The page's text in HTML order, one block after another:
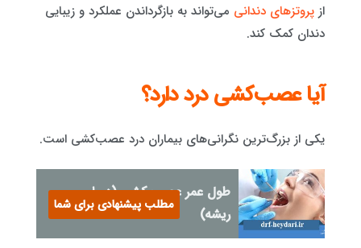
از پروتزهای دندانی می‌تواند به بازگرداندن عملکرد و زیبایی
دندان کمک کند.
آیا عصب‌کشی درد دارد؟
یکی از بزرگ‌ترین نگرانی‌های بیماران درد عصب‌کشی است.
طول عمر عصب کشی (درمان
ریشه)
مطلب پیشنهادی برای شما